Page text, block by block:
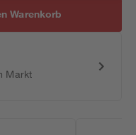
Warenkorb
Markt